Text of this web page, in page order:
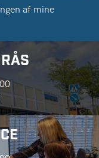
af ​​mine